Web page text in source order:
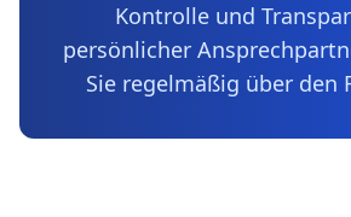
Kontrolle und
persönlicher
Sie regelmäßig über den